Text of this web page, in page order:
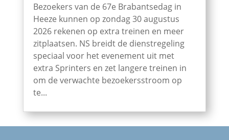
Bezoekers van de 67e Brabantsedag in
Heeze kunnen op zondag 30 augustus
2026 rekenen op extra treinen en meer
zitplaatsen. NS breidt de dienstregeling
speciaal voor het evenement uit met
extra Sprinters en zet langere treinen in
om de verwachte bezoekersstroom op
te...